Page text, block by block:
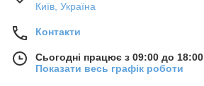
Київ, Україна
Контакти
Сьогодні працює з 09:00 до 18:00
Показати весь графік роботи